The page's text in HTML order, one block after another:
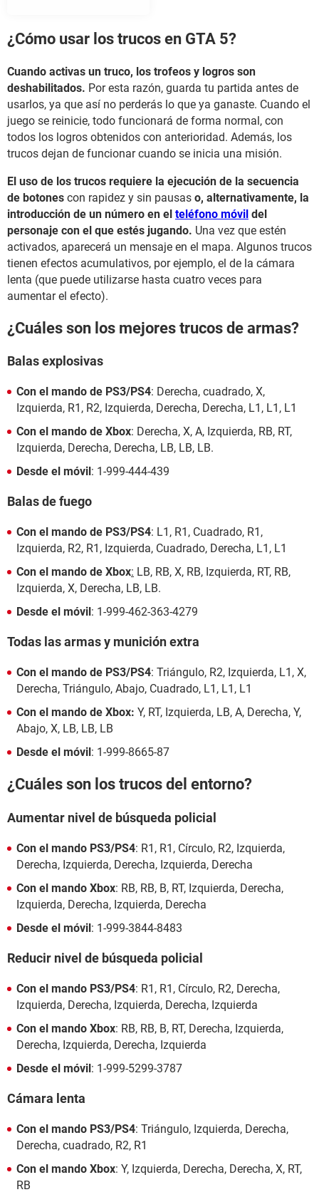
¿Cómo usar los trucos en GTA 5?
Cuando activas un truco, los trofeos y logros son
deshabilitados. Por esta razón, guarda tu partida antes de
usarlos, ya que así no perderás lo que ya ganaste. Cuando el
juego se reinicie, todo funcionará de forma normal, con
todos los logros obtenidos con anterioridad. Además, los
trucos dejan de funcionar cuando se inicia una misión.
El uso de los trucos requiere la ejecución de la secuencia
de botones con rapidez y sin pausas o, alternativamente, la
introducción de un número en el teléfono móvil del
personaje con el que estés jugando. Una vez que estén
activados, aparecerá un mensaje en el mapa. Algunos trucos
tienen efectos acumulativos, por ejemplo, el de la cámara
lenta (que puede utilizarse hasta cuatro veces para
aumentar el efecto).
¿Cuáles son los mejores trucos de armas?
Balas explosivas
Con el mando de PS3/PS4: Derecha, cuadrado, X,
Izquierda, R1, R2, Izquierda, Derecha, Derecha, L1, L1, L1
Con el mando de Xbox: Derecha, X, A, Izquierda, RB, RT,
Izquierda, Derecha, Derecha, LB, LB, LB.
Desde el móvil: 1-999-444-439
Balas de fuego
Con el mando de PS3/PS4: L1, R1, Cuadrado, R1,
Izquierda, R2, R1, Izquierda, Cuadrado, Derecha, L1, L1
Con el mando de Xbox: LB, RB, X, RB, Izquierda, RT, RB,
Izquierda, X, Derecha, LB, LB.
Desde el móvil: 1-999-462-363-4279
Todas las armas y munición extra
Con el mando de PS3/PS4: Triángulo, R2, Izquierda, L1, X,
Derecha, Triángulo, Abajo, Cuadrado, L1, L1, L1
Con el mando de Xbox: Y, RT, Izquierda, LB, A, Derecha, Y,
Abajo, X, LB, LB, LB
Desde el móvil: 1-999-8665-87
¿Cuáles son los trucos del entorno?
Aumentar nivel de búsqueda policial
Con el mando PS3/PS4: R1, R1, Círculo, R2, Izquierda,
Derecha, Izquierda, Derecha, Izquierda, Derecha
Con el mando Xbox: RB, RB, B, RT, Izquierda, Derecha,
Izquierda, Derecha, Izquierda, Derecha
Desde el móvil: 1-999-3844-8483
Reducir nivel de búsqueda policial
Con el mando PS3/PS4: R1, R1, Círculo, R2, Derecha,
Izquierda, Derecha, Izquierda, Derecha, Izquierda
Con el mando Xbox: RB, RB, B, RT, Derecha, Izquierda,
Derecha, Izquierda, Derecha, Izquierda
Desde el móvil: 1-999-5299-3787
Cámara lenta
Con el mando PS3/PS4: Triángulo, Izquierda, Derecha,
Derecha, cuadrado, R2, R1
Con el mando Xbox: Y, Izquierda, Derecha, Derecha, X, RT,
RB